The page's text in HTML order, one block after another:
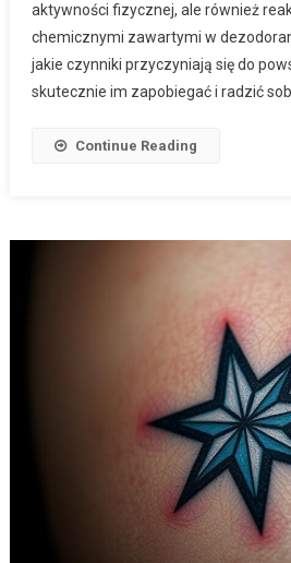
aktywności fizycznej, ale również
chemicznymi zawartymi w
jakie czynniki przyczyniają się do
skutecznie im zapobiegać i radzić
Continue Reading